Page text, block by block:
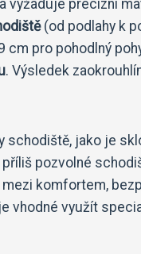
precizní
(od podlahy k
cm pro pohodlný
. Výsledek
jako je
pozvolné
komfortem,
vhodné využít